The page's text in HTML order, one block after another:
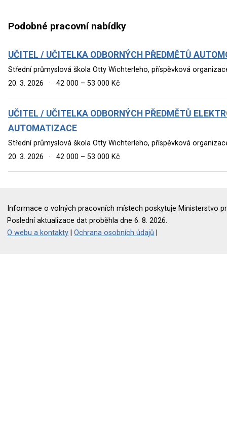
Podobné pracovní nabídky
UČITEL / UČITELKA ODBORNÝCH PŘEDMĚTŮ
Střední průmyslová škola Otty Wichterleho, příspěvková
20. 3. 2026
· 42 000 – 53 000 Kč
UČITEL / UČITELKA ODBORNÝCH PŘEDMĚTŮ
AUTOMATIZACE
Střední průmyslová škola Otty Wichterleho, příspěvková
20. 3. 2026
· 42 000 – 53 000 Kč
Informace o volných pracovních místech poskytuje Ministerstvo
Poslední aktualizace dat proběhla dne 6. 8. 2026.
O webu a kontakty |Ochrana osobních údajů